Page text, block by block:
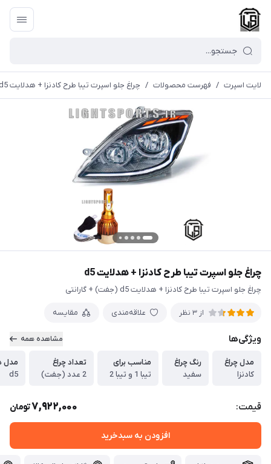
لایت اسپرت / فهرست محصولات / چراغ جلو اسپرت تیبا طرح کادنزا + هدلایت d5
چراغ جلو اسپرت تیبا طرح کادنزا + هدلایت d5
چراغ جلو اسپرت تیبا طرح کادنزا + هدلایت d5 (جفت) + گارانتی
از 3 نظر علاقه‌مندی مقایسه
ویژگی‌ها مشاهده همه
مدل چراغ
کادنزا
رنگ چراغ
سفید
مناسب برای
تیبا 1 و تیبا 2
تعداد چراغ
2 عدد (جفت)
مدل
d5
قیمت: 7,922,000تومان
افزودن به سبدخرید